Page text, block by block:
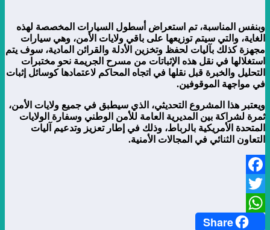
وبنفس المناسبة، تم استعراض أسطول السيارات المخصصة لهذه
الغاية، والتي سيتم توزيعها على باقي ولايات الأمن، وهي سيارات
مجهزة كذلك بآليات لحفظ وتخزين الأدلة والقرائن المادية، سوف يتم
استغلالها في نقل هذه الإثباتات من مسرح الجريمة نحو مختبرات
التحليل والخبرة قبل نقلها في اتجاه المحاكم لاعتمادها كوسائل إثبات
في مواجهة الموقوفين.
ويعتبر هذا المشروع التحديثي، الذي سيطبق في جميع ولايات الأمن،
ثمرة لشراكة بين المديرية العامة للأمن الوطني وسفارة الولايات
المتحدة الأمريكية بالرباط، وذلك في إطار تعزيز وتدعيم آليات
التعاون الثنائي في المجالات الأمنية.
Facebook
Twitter
WhatsApp
Share